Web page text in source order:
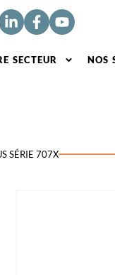
SECTEUR NOS
SÉRIE 707X